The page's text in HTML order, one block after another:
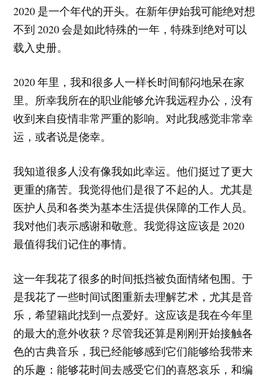
2020 是一个年代的开头。在新年伊始我可能绝对想
不到 2020 会是如此特殊的一年，特殊到绝对可以
载入史册。
2020 年里，我和很多人一样长时间郁闷地呆在家
里。所幸我所在的职业能够允许我远程办公，没有
收到来自疫情非常严重的影响。对此我感觉非常幸
运，或者说是侥幸。
我知道很多人没有像我如此幸运。他们挺过了更大
更重的痛苦。我觉得他们是很了不起的人。尤其是
医护人员和各类为基本生活提供保障的工作人员。
我对他们表示感谢和敬意。我觉得这应该是 2020
最值得我们记住的事情。
这一年我花了很多的时间抵挡被负面情绪包围。于
是我花了一些时间试图重新去理解艺术，尤其是音
乐，希望籍此找到一点爱好。这应该是我在今年里
的最大的意外收获？尽管我还算是刚刚开始接触各
色的古典音乐，我已经能够感到它们能够给我带来
的乐趣：能够花时间去感受它们的喜怒哀乐，和编